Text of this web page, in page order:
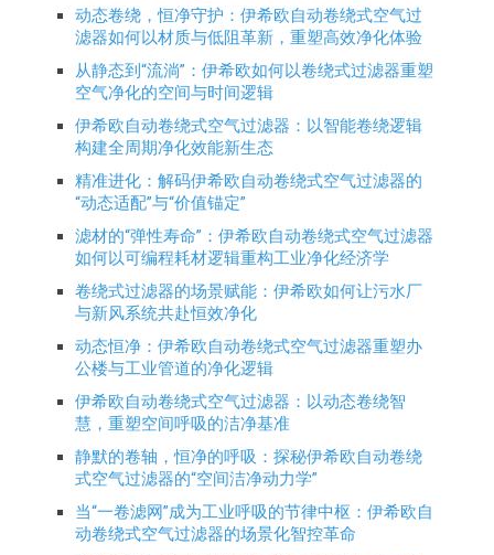
动态卷绕，恒净守护：伊希欧自动卷绕式空气过
滤器如何以材质与低阻革新，重塑高效净化体验
从静态到“流淌”：伊希欧如何以卷绕式过滤器重塑
空气净化的空间与时间逻辑
伊希欧自动卷绕式空气过滤器：以智能卷绕逻辑
构建全周期净化效能新生态
精准进化：解码伊希欧自动卷绕式空气过滤器的
“动态适配”与“价值锚定”
滤材的“弹性寿命”：伊希欧自动卷绕式空气过滤器
如何以可编程耗材逻辑重构工业净化经济学
卷绕式过滤器的场景赋能：伊希欧如何让污水厂
与新风系统共赴恒效净化
动态恒净：伊希欧自动卷绕式空气过滤器重塑办
公楼与工业管道的净化逻辑
伊希欧自动卷绕式空气过滤器：以动态卷绕智
慧，重塑空间呼吸的洁净基准
静默的卷轴，恒净的呼吸：探秘伊希欧自动卷绕
式空气过滤器的“空间洁净动力学”
当“一卷滤网”成为工业呼吸的节律中枢：伊希欧自
动卷绕式空气过滤器的场景化智控革命